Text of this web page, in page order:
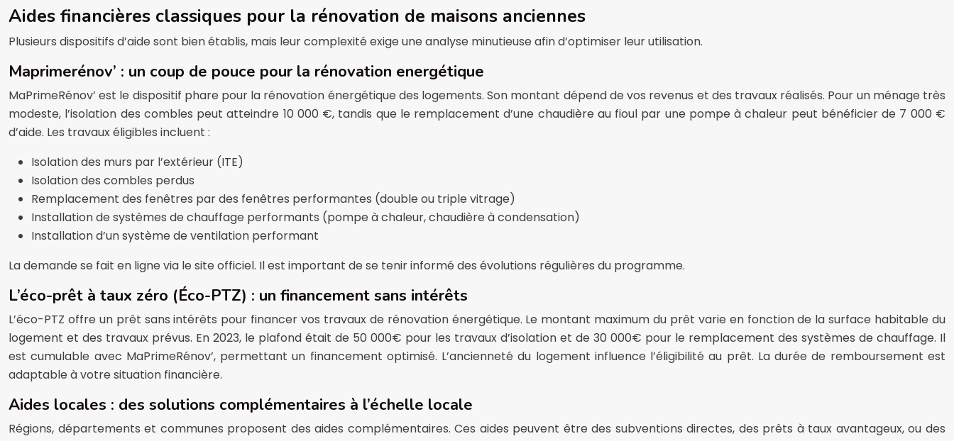
Aides financières classiques pour la rénovation de maisons anciennes
Plusieurs dispositifs d’aide sont bien établis, mais leur complexité exige une analyse minutieuse afin d’optimiser leur utilisation.
Maprimerénov’ : un coup de pouce pour la rénovation energétique
MaPrimeRénov’ est le dispositif phare pour la rénovation énergétique des logements. Son montant dépend de vos revenus et des travaux réalisés. Pour un ménage très
modeste, l’isolation des combles peut atteindre 10 000 €, tandis que le remplacement d’une chaudière au fioul par une pompe à chaleur peut bénéficier de 7 000 €
d’aide. Les travaux éligibles incluent :
Isolation des murs par l’extérieur (ITE)
Isolation des combles perdus
Remplacement des fenêtres par des fenêtres performantes (double ou triple vitrage)
Installation de systèmes de chauffage performants (pompe à chaleur, chaudière à condensation)
Installation d’un système de ventilation performant
La demande se fait en ligne via le site officiel. Il est important de se tenir informé des évolutions régulières du programme.
L’éco-prêt à taux zéro (Éco-PTZ) : un financement sans intérêts
L’éco-PTZ offre un prêt sans intérêts pour financer vos travaux de rénovation énergétique. Le montant maximum du prêt varie en fonction de la surface habitable du
logement et des travaux prévus. En 2023, le plafond était de 50 000€ pour les travaux d’isolation et de 30 000€ pour le remplacement des systèmes de chauffage. Il
est cumulable avec MaPrimeRénov’, permettant un financement optimisé. L’ancienneté du logement influence l’éligibilité au prêt. La durée de remboursement est
adaptable à votre situation financière.
Aides locales : des solutions complémentaires à l’échelle locale
Régions, départements et communes proposent des aides complémentaires. Ces aides peuvent être des subventions directes, des prêts à taux avantageux, ou des